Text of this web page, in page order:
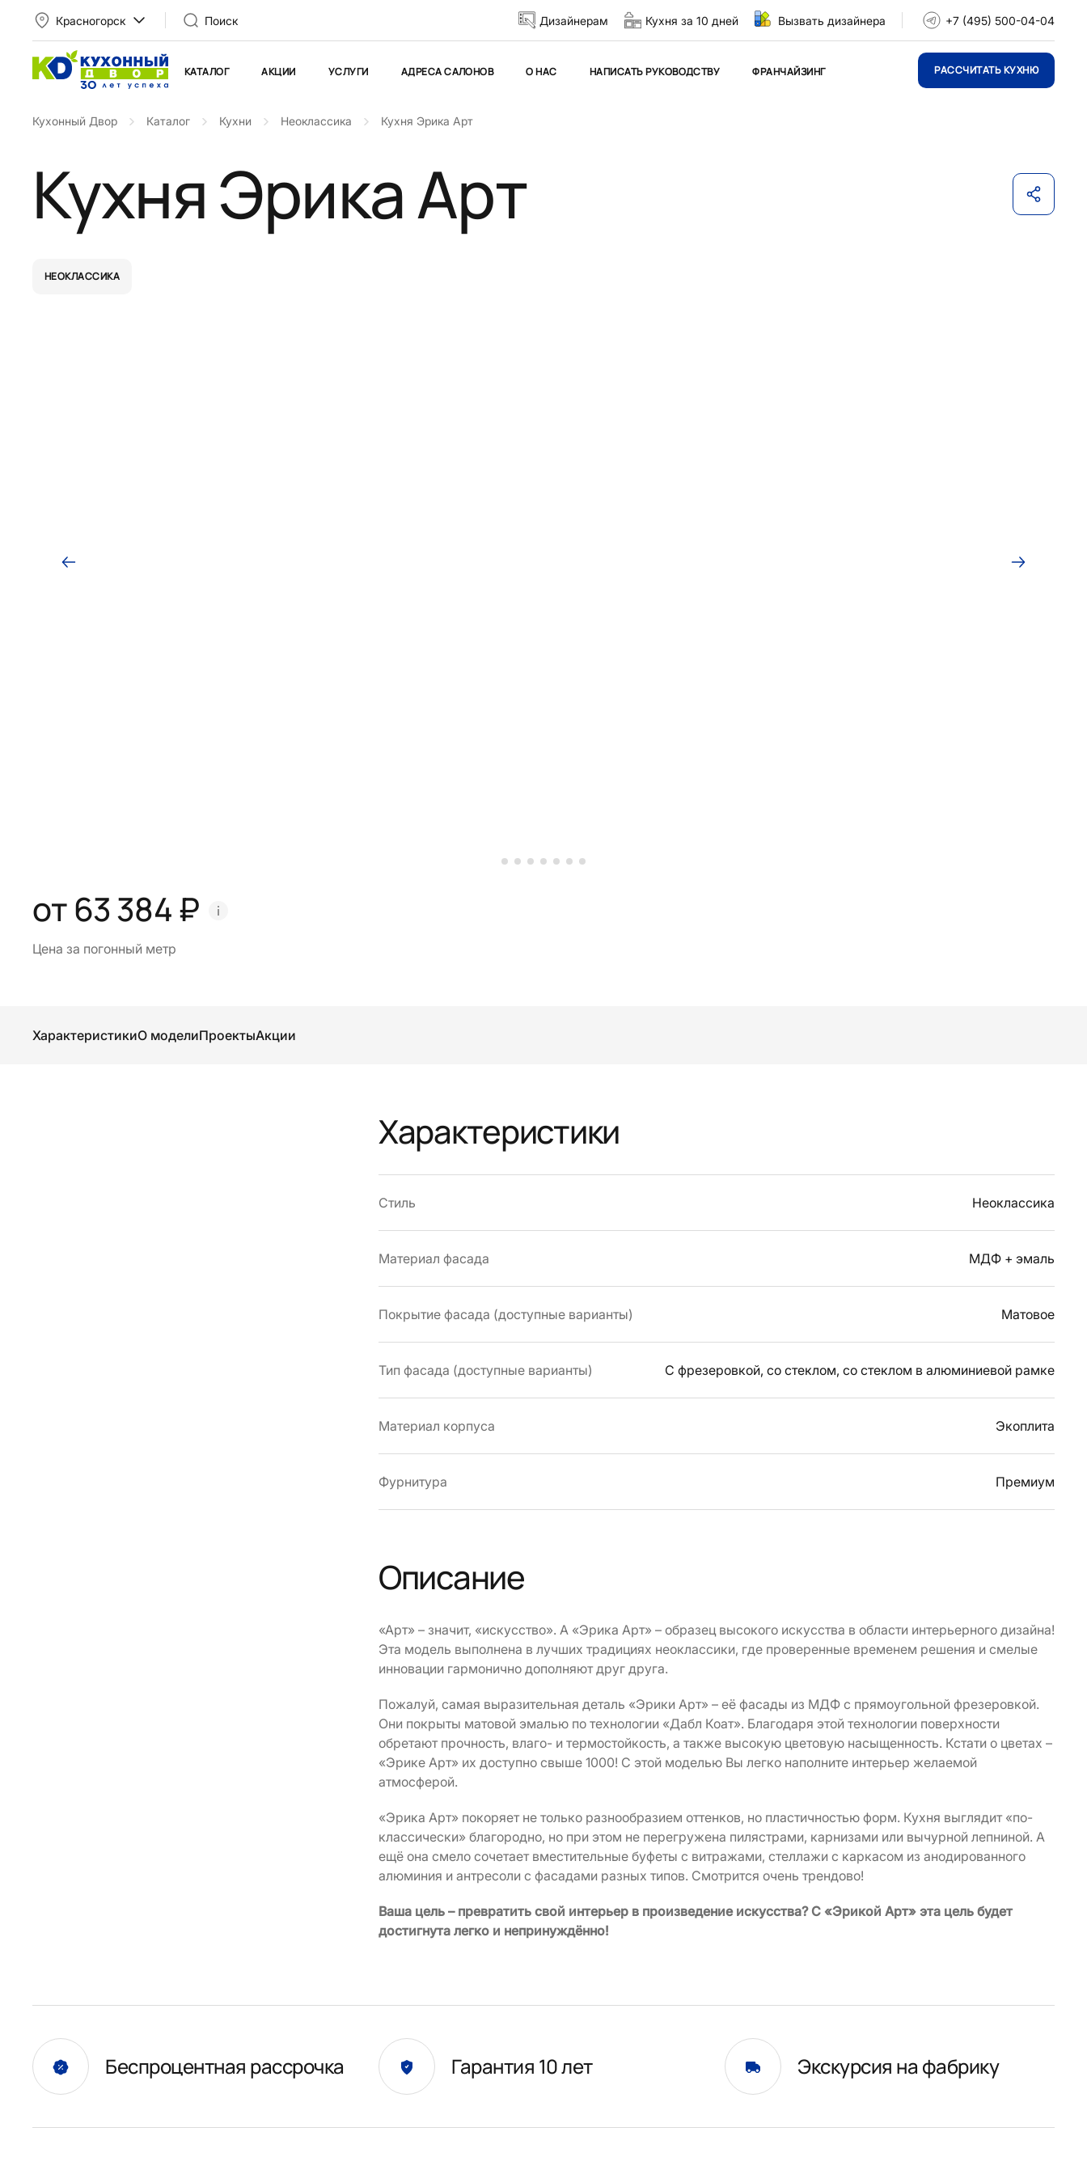
Красногорск Поиск Дизайнерам Кухня за 10 дней Вызвать дизайнера +7 (495) 500-04-04
КАТАЛОГ АКЦИИ УСЛУГИ АДРЕСА САЛОНОВ О НАС НАПИСАТЬ РУКОВОДСТВУ ФРАНЧАЙЗИНГ РАССЧИТАТЬ КУХНЮ
Кухонный Двор Каталог Кухни Неоклассика Кухня Эрика Арт
Кухня Эрика Арт
НЕОКЛАССИКА
от 63 384 ₽
Цена за погонный метр
ХарактеристикиО моделиПроектыАкции
Характеристики
Стиль Неоклассика
Материал фасада МДФ + эмаль
Покрытие фасада (доступные варианты) Матовое
Тип фасада (доступные варианты) С фрезеровкой, со стеклом, со стеклом в алюминиевой рамке
Материал корпуса Экоплита
Фурнитура Премиум
Описание
«Арт» – значит, «искусство». А «Эрика Арт» – образец высокого искусства в области интерьерного дизайна!
Эта модель выполнена в лучших традициях неоклассики, где проверенные временем решения и смелые
инновации гармонично дополняют друг друга.
Пожалуй, самая выразительная деталь «Эрики Арт» – её фасады из МДФ с прямоугольной фрезеровкой.
Они покрыты матовой эмалью по технологии «Дабл Коат». Благодаря этой технологии поверхности
обретают прочность, влаго- и термостойкость, а также высокую цветовую насыщенность. Кстати о цветах –
«Эрике Арт» их доступно свыше 1000! С этой моделью Вы легко наполните интерьер желаемой
атмосферой.
«Эрика Арт» покоряет не только разнообразием оттенков, но пластичностью форм. Кухня выглядит «по-
классически» благородно, но при этом не перегружена пилястрами, карнизами или вычурной лепниной. А
ещё она смело сочетает вместительные буфеты с витражами, стеллажи с каркасом из анодированного
алюминия и антресоли с фасадами разных типов. Смотрится очень трендово!
Ваша цель – превратить свой интерьер в произведение искусства? С «Эрикой Арт» эта цель будет
достигнута легко и непринуждённо!
Беспроцентная рассрочка Гарантия 10 лет Экскурсия на фабрику